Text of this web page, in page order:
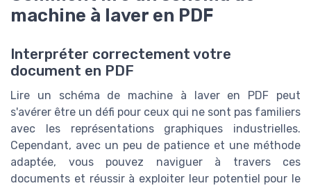
machine à laver en PDF
Interpréter correctement votre
document en PDF
Lire un schéma de machine à laver en PDF peut
s'avérer être un défi pour ceux qui ne sont pas familiers
avec les représentations graphiques industrielles.
Cependant, avec un peu de patience et une méthode
adaptée, vous pouvez naviguer à travers ces
documents et réussir à exploiter leur potentiel pour le